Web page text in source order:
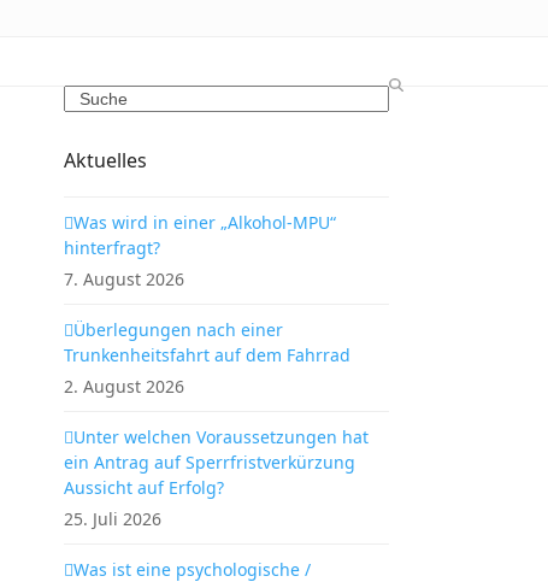
Search
Aktuelles
Was wird in einer „Alkohol-MPU“
hinterfragt?
7. August 2026
Überlegungen nach einer
Trunkenheitsfahrt auf dem Fahrrad
2. August 2026
Unter welchen Voraussetzungen hat
ein Antrag auf Sperrfristverkürzung
Aussicht auf Erfolg?
25. Juli 2026
Was ist eine psychologische /